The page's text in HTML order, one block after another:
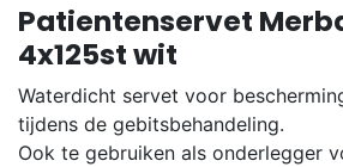
Patientenservet
4x125st wit
Waterdicht servet voor
tijdens de gebitsbehandeling.
Ook te gebruiken als onderlegger